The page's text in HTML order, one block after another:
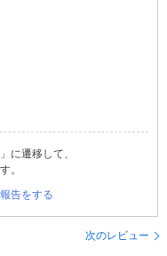
に遷移して、
。
告をする
次のレビュー